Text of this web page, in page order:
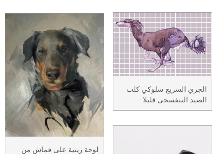
الجري السريع سلوكي كلب
الصيد البنفسجي قليلا
لوحة زيتية على قماش من